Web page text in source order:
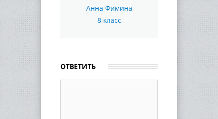
Анна Фимина
8 класс
ОТВЕТИТЬ